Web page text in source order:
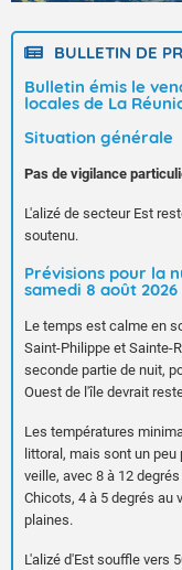
BULLETIN DE
Bulletin émis le
locales de La
Situation générale
Pas de vigilance
L'alizé de secteur Est
soutenu.
Prévisions pour la
samedi 8 août 2026
Le temps est calme en
Saint-Philippe et Sainte-
seconde partie de nuit,
Ouest de l'île devrait
Les températures
littoral, mais sont un
veille, avec 8 à 12
Chicots, 4 à 5 degrés au
plaines.
L'alizé d'Est souffle vers